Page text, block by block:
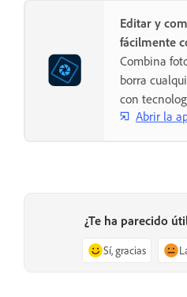
Editar y
fácilmente
Combina
borra
con
Abrir la
¿Te ha parecido
Sí, gracias